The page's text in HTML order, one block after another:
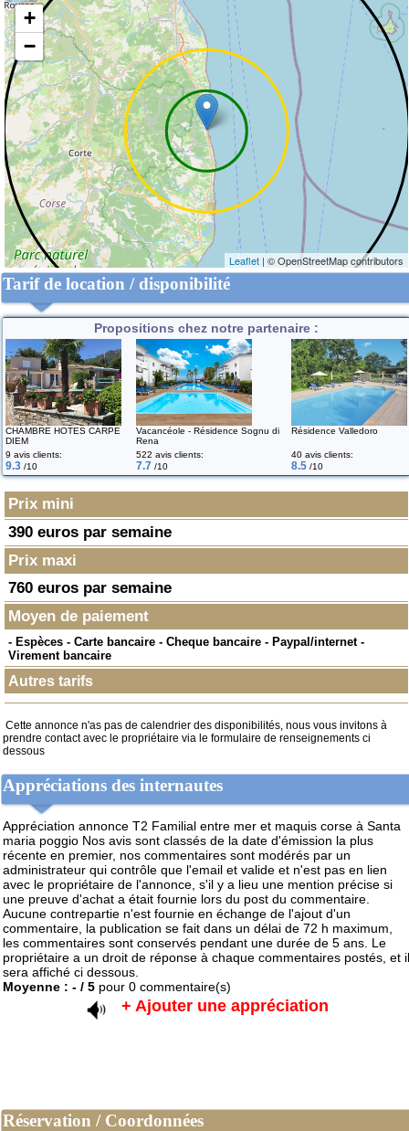
+
−
Leaflet | © OpenStreetMap contributors
Tarif de location / disponibilité
Propositions chez notre partenaire :
CHAMBRE HOTES CARPE
DIEM
Vacancéole - Résidence Sognu di
Rena
Résidence Valledoro
9 avis clients:
9.3 /10
522 avis clients:
7.7 /10
40 avis clients:
8.5 /10
Prix mini
390 euros par semaine
Prix maxi
760 euros par semaine
Moyen de paiement
- Espèces - Carte bancaire - Cheque bancaire - Paypal/internet -
Virement bancaire
Autres tarifs
Cette annonce n'as pas de calendrier des disponibilités, nous vous invitons à
prendre contact avec le propriétaire via le formulaire de renseignements ci
dessous
Appréciations des internautes
Appréciation annonce T2 Familial entre mer et maquis corse à Santa
maria poggio Nos avis sont classés de la date d'émission la plus
récente en premier, nos commentaires sont modérés par un
administrateur qui contrôle que l'email et valide et n'est pas en lien
avec le propriétaire de l'annonce, s'il y a lieu une mention précise si
une preuve d'achat a était fournie lors du post du commentaire.
Aucune contrepartie n'est fournie en échange de l'ajout d'un
commentaire, la publication se fait dans un délai de 72 h maximum,
les commentaires sont conservés pendant une durée de 5 ans. Le
propriétaire a un droit de réponse à chaque commentaires postés, et il
sera affiché ci dessous.
Moyenne : - / 5 pour 0 commentaire(s)
+ Ajouter une appréciation
Réservation / Coordonnées